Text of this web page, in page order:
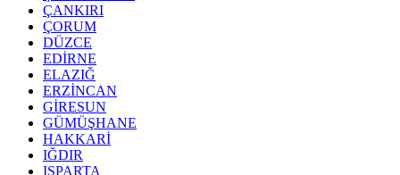
ÇANKIRI
ÇORUM
DÜZCE
EDİRNE
ELAZIĞ
ERZİNCAN
GİRESUN
GÜMÜŞHANE
HAKKARİ
IĞDIR
ISPARTA